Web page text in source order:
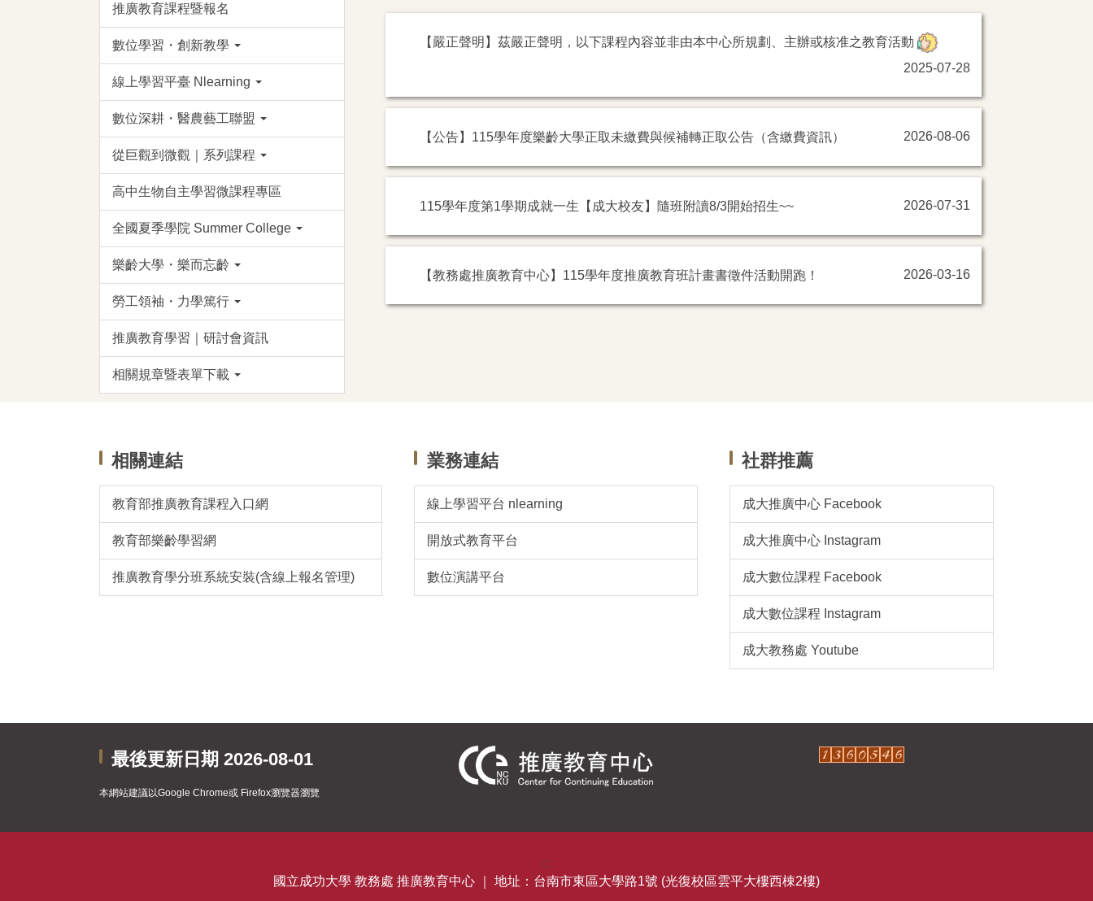
推廣教育課程暨報名
數位學習・創新教學
線上學習平臺 Nlearning
數位深耕・醫農藝工聯盟
從巨觀到微觀｜系列課程
高中生物自主學習微課程專區
全國夏季學院 Summer College
樂齡大學・樂而忘齡
勞工領袖・力學篤行
推廣教育學習｜研討會資訊
相關規章暨表單下載
【嚴正聲明】茲嚴正聲明，以下課程內容並非由本中心所規劃、主辦或核准之教育活動
2025-07-28
【公告】115學年度樂齡大學正取未繳費與候補轉正取公告（含繳費資訊） 2026-08-06
115學年度第1學期成就一生【成大校友】隨班附讀8/3開始招生~~ 2026-07-31
【教務處推廣教育中心】115學年度推廣教育班計畫書徵件活動開跑！ 2026-03-16
相關連結
教育部推廣教育課程入口網
教育部樂齡學習網
推廣教育學分班系統安裝(含線上報名管理)
業務連結
線上學習平台 nlearning
開放式教育平台
數位演講平台
社群推薦
成大推廣中心 Facebook
成大推廣中心 Instagram
成大數位課程 Facebook
成大數位課程 Instagram
成大教務處 Youtube
最後更新日期 2026-08-01
本網站建議以Google Chrome或 Firefox瀏覽器瀏覽
:::
國立成功大學 教務處 推廣教育中心 ｜ 地址：台南市東區大學路1號 (光復校區雲平大樓西棟2樓)